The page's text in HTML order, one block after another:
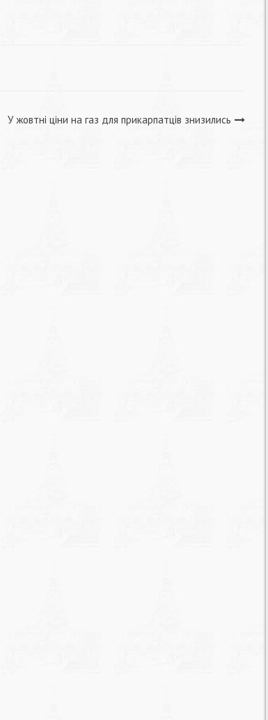
У жовтні ціни на газ для прикарпатців знизились